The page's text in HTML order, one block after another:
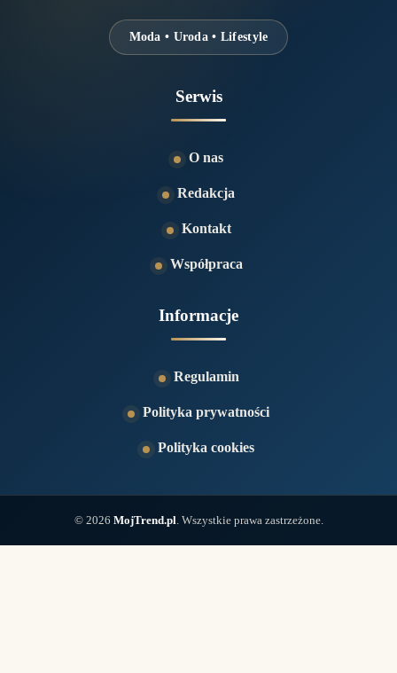
Moda • Uroda • Lifestyle
Serwis
O nas
Redakcja
Kontakt
Współpraca
Informacje
Regulamin
Polityka prywatności
Polityka cookies
© 2026 MojTrend.pl. Wszystkie prawa zastrzeżone.